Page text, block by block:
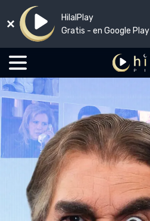
HilalPlay
Gratis - en Google Play